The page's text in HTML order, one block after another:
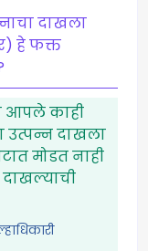
दाखला
हे फक्त
आपले काही
दाखला
मोडत नाही